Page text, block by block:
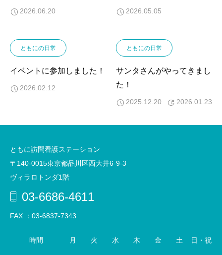
2026.06.20 2026.05.05
ともにの日常
イベントに参加しました！
2026.02.12
ともにの日常
サンタさんがやってきまし
た！
2025.12.20 2026.01.23
ともに訪問看護ステーション
〒140-0015東京都品川区西大井6-9-3
ヴィラロトンダ1階
03‐6686‐4611
FAX ：03‐6837‐7343
時間 月 火 水 木 金 土 日・祝